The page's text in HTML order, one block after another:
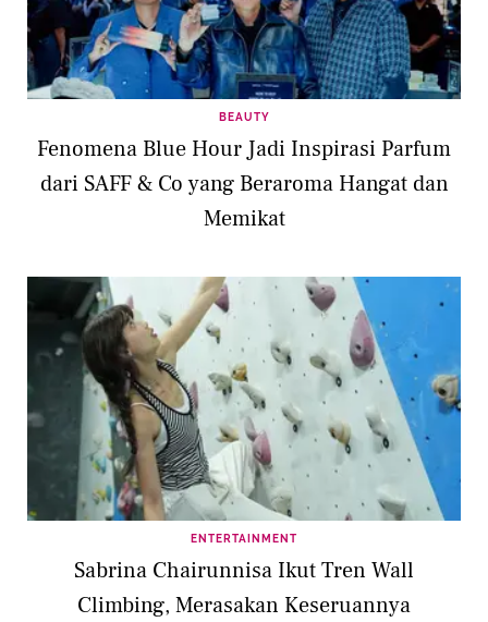
BEAUTY
Fenomena Blue Hour Jadi Inspirasi Parfum
dari SAFF & Co yang Beraroma Hangat dan
Memikat
ENTERTAINMENT
Sabrina Chairunnisa Ikut Tren Wall
Climbing, Merasakan Keseruannya